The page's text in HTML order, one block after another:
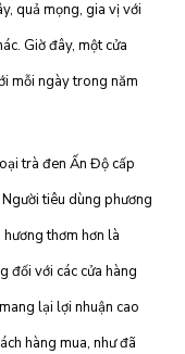
quả mọng, gia vị với
Giờ đây, một cửa
mỗi ngày trong năm
trà đen Ấn Độ cấp
tiêu dùng phương
thơm hơn là
đối với các cửa hàng
lại lợi nhuận cao
hàng mua, như đã